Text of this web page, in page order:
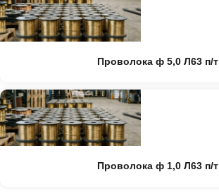
Проволока ф 5,0 Л63 п/т
Проволока ф 1,0 Л63 п/т